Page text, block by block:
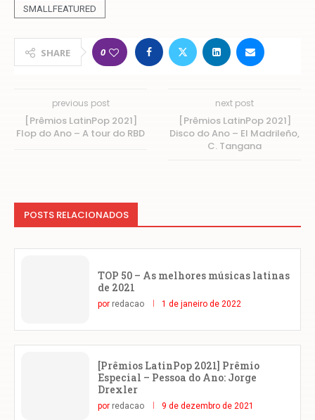
SMALLFEATURED
SHARE 0
previous post
[Prêmios LatinPop 2021]
Flop do Ano – A tour do RBD
next post
[Prêmios LatinPop 2021]
Disco do Ano – El Madrileño,
C. Tangana
POSTS RELACIONADOS
TOP 50 – As melhores músicas latinas
de 2021
por redacao 1 de janeiro de 2022
[Prêmios LatinPop 2021] Prêmio
Especial – Pessoa do Ano: Jorge
Drexler
por redacao 9 de dezembro de 2021